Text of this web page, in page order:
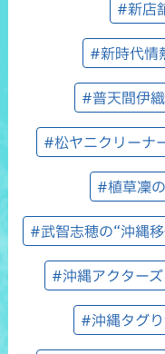
#新店
#新時代情
#普天間伊
#松ヤニクリーナ
#植草凜
#武智志穂の“沖縄
#沖縄アクター
#沖縄タグ